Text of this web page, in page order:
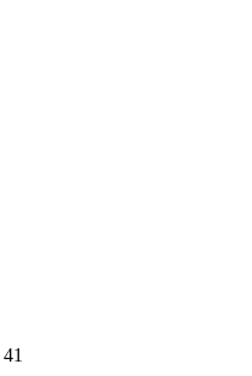
41